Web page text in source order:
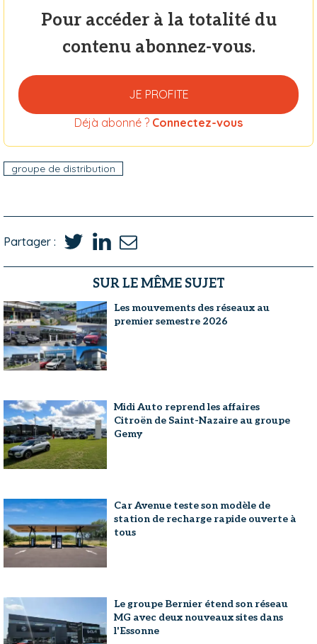
Pour accéder à la totalité du
contenu abonnez-vous.
JE PROFITE
Déjà abonné ? Connectez-vous
groupe de distribution
Partager :
SUR LE MÊME SUJET
Les mouvements des réseaux au
premier semestre 2026
Midi Auto reprend les affaires
Citroën de Saint-Nazaire au groupe
Gemy
Car Avenue teste son modèle de
station de recharge rapide ouverte à
tous
Le groupe Bernier étend son réseau
MG avec deux nouveaux sites dans
l'Essonne